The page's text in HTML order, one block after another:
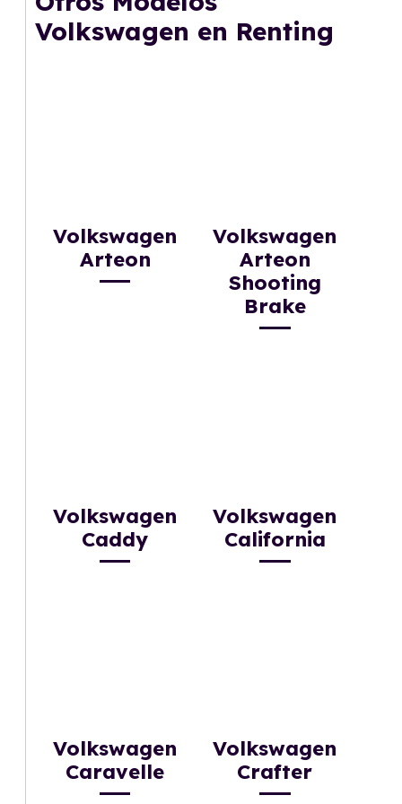
gusta cambiar de coche cada pocos años.
Volkswagen en Renting
Volkswagen
Arteon
Volkswagen
Arteon
Shooting
Brake
Volkswagen
Caddy
Volkswagen
California
Volkswagen
Caravelle
Volkswagen
Crafter